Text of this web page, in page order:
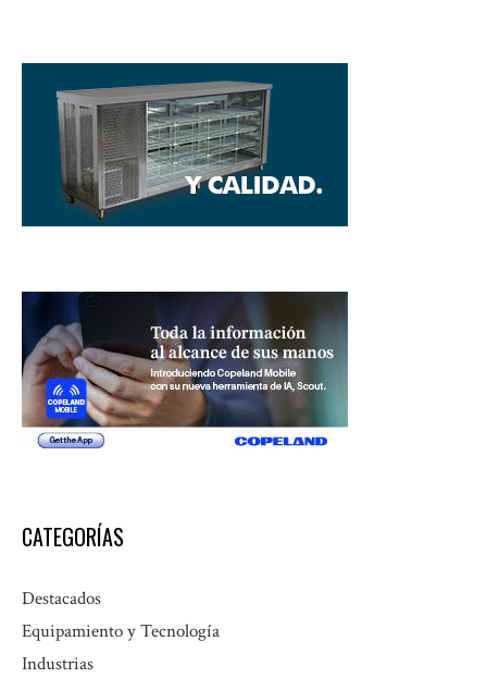
CATEGORÍAS
Destacados
Equipamiento y Tecnología
Industrias